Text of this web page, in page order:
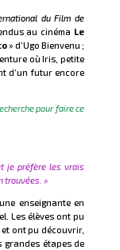
du Film de
au cinéma Le
» d’Ugo Bienvenu ;
où Iris, petite
d’un futur encore
pour faire ce
je préfère les vrais
trouvées. »
enseignante en
Les élèves ont pu
ont pu découvrir,
grandes étapes de